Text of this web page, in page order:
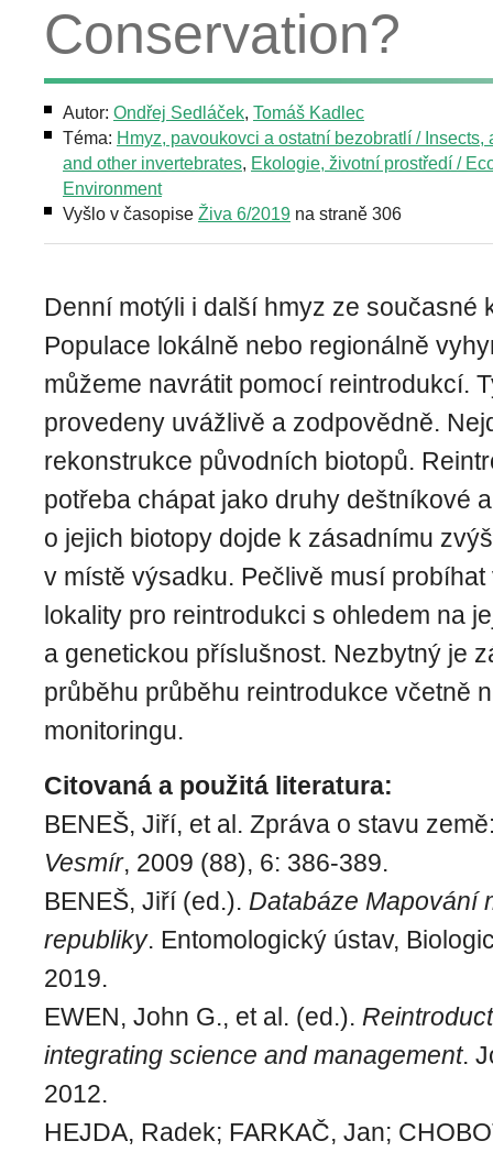
Conservation?
Autor: Ondřej Sedláček, Tomáš Kadlec
Téma: Hmyz, pavoukovci a ostatní bezobratlí / Insects,
and other invertebrates, Ekologie, životní prostředí /
Environment
Vyšlo v časopise Živa 6/2019 na straně 306
Denní motýli i další hmyz ze současné
Populace lokálně nebo regionálně
můžeme navrátit pomocí reintrodukcí.
provedeny uvážlivě a zodpovědně.
rekonstrukce původních biotopů.
potřeba chápat jako druhy deštníkové
o jejich biotopy dojde k zásadnímu
v místě výsadku. Pečlivě musí
lokality pro reintrodukci s ohledem na
a genetickou příslušnost. Nezbytný je
průběhu průběhu reintrodukce včetně
monitoringu.
Citovaná a použitá literatura:
BENEŠ, Jiří, et al. Zpráva o stavu
Vesmír, 2009 (88), 6: 386-389.
BENEŠ, Jiří (ed.). Databáze Mapování
republiky. Entomologický ústav,
2019.
EWEN, John G., et al. (ed.).
integrating science and management.
2012.
HEJDA, Radek; FARKAČ, Jan;